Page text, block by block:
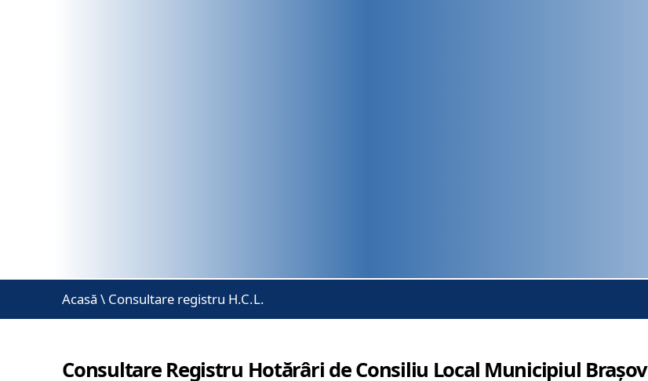
Acasă \ Consultare registru H.C.L.
Consultare Registru Hotărâri de Consiliu Local Municipiul Brașov